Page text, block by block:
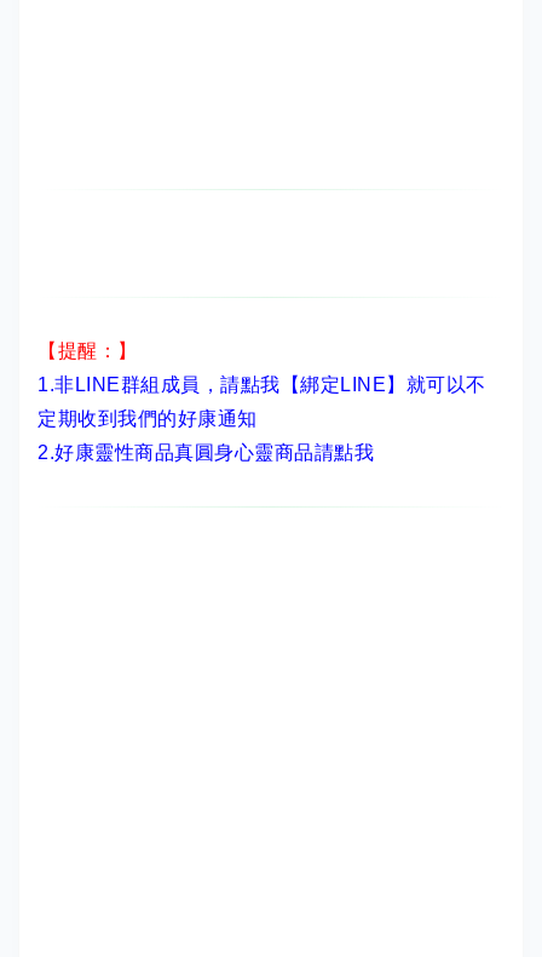
【提醒：】
1.非LINE群組成員， 請點我【綁定LINE】 就可以不
定期收到我們的好康通知
2.好康靈性商品真圓身心靈商品請點我